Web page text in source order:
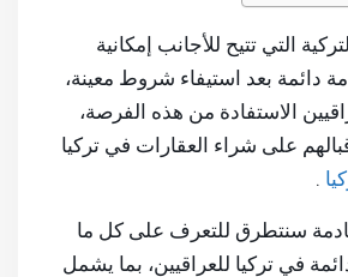
التي تتيح للأجانب إمكانية
دائمة بعد استيفاء شروط معينة،
الاستفادة من هذه الفرصة،
على شراء العقارات في تركيا
.
سنتطرق للتعرف على كل ما
في تركيا للعراقيين، بما يشمل